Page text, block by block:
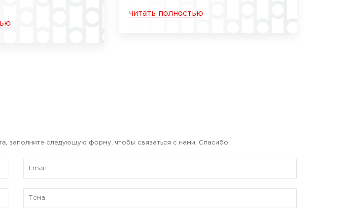
читать полностью
заполните следующую форму, чтобы связаться с нами. Спасибо.